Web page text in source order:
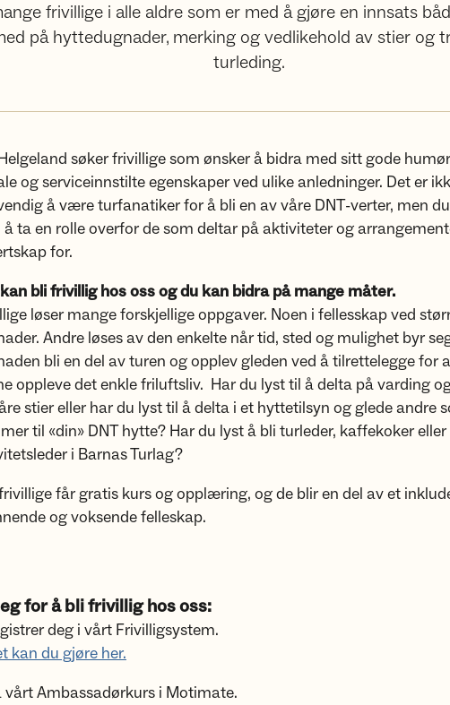
frivillige i alle aldre som er med å gjøre en innsats
på hyttedugnader, merking og vedlikehold av stier og
turleding.
søker frivillige som ønsker å bidra med sitt gode
og serviceinnstilte egenskaper ved ulike anledninger. Det er
å være turfanatiker for å bli en av våre DNT-verter, men
å ta en rolle overfor de som deltar på aktiviteter og
for.
bli frivillig hos oss og du kan bidra på mange måter.
løser mange forskjellige oppgaver. Noen i fellesskap ved
Andre løses av den enkelte når tid, sted og mulighet byr
bli en del av turen og opplev gleden ved å tilrettelegge for
oppleve det enkle friluftsliv. Har du lyst til å delta på varding
stier eller har du lyst til å delta i et hyttetilsyn og glede andre
til «din» DNT hytte? Har du lyst å bli turleder, kaffekoker
i Barnas Turlag?
får gratis kurs og opplæring, og de blir en del av et
og voksende felleskap.
for å bli frivillig hos oss:
deg i vårt Frivilligsystem.
kan du gjøre her.
vårt Ambassadørkurs i Motimate.